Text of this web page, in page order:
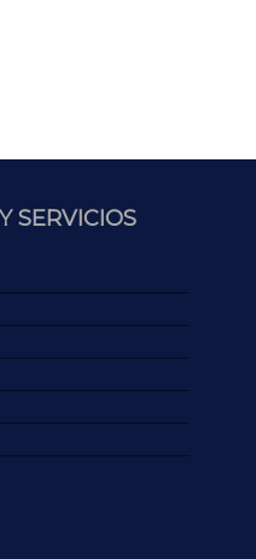
SERVICIOS